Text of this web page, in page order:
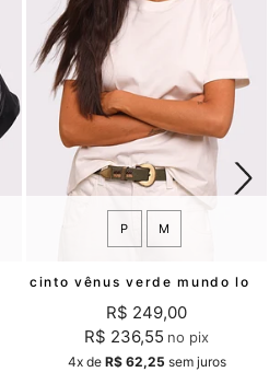
P M
R$ 249,00
R$ 236,55 no pix
4xde R$ 62,25 sem juros